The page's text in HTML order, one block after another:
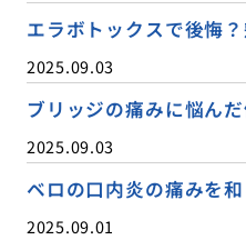
エラボトックスで後悔
2025.09.03
ブリッジの痛みに悩ん
2025.09.03
ベロの口内炎の痛みを
2025.09.01